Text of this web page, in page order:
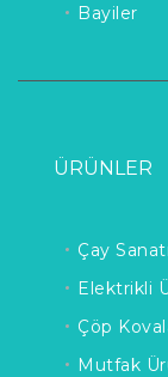
Bayiler
ÜRÜNLER
Çay Sanatı
Elektrikli
Çöp
Mutfak